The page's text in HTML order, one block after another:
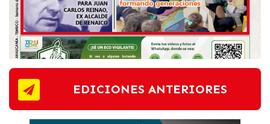
EDICIONES ANTERIORES